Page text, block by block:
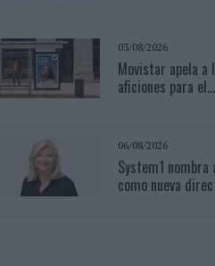
03/08/2026
Movistar apela a
aficiones para el...
06/08/2026
System1
como nueva